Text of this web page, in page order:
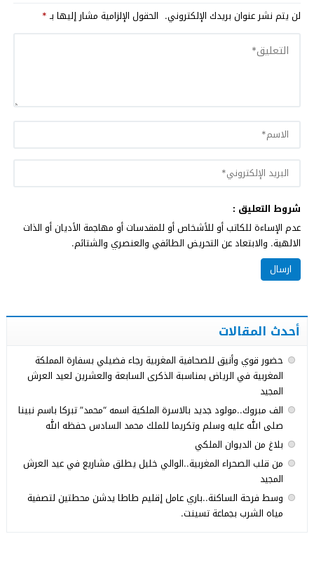
لن يتم نشر عنوان بريدك الإلكتروني. الحقول الإلزامية مشار إليها بـ*
شروط التعليق :
عدم الإساءة للكاتب أو للأشخاص أو للمقدسات أو مهاجمة الأديان أو الذات
الالهية. والابتعاد عن التحريض الطائفي والعنصري والشتائم.
أحدث المقالات
حضور قوي وأنيق للصحافية المغربية رجاء فضيلي بسفارة المملكة
المغربية في الرياض بمناسبة الذكرى السابعة والعشرين لعيد العرش
المجيد
الف مبروك..مولود جديد بالاسرة الملكية اسمه “محمد” تبركا باسم نبينا
صلى الله عليه وسلم وتكريما للملك محمد السادس حفظه الله
بلاغ من الديوان الملكي
من قلب الصحراء المغربية..الوالي خليل يطلق مشاريع في عيد العرش
المجيد
وسط فرحة الساكنة..باري عامل إقليم طاطا يدشن محطتين لتصفية
مياه الشرب بجماعة تسينت.